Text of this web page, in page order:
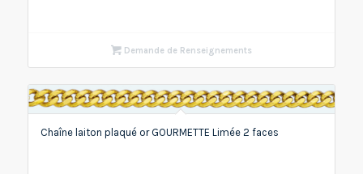
Demande de Renseignements
Chaîne laiton plaqué or GOURMETTE Limée 2 faces